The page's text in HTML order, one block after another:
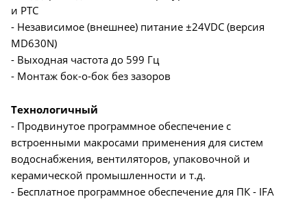
и PTC
- Независимое (внешнее) питание ±24VDC (версия
MD630N)
- Выходная частота до 599 Гц
- Монтаж бок-о-бок без зазоров
Технологичный
- Продвинутое программное обеспечение с
встроенными макросами применения для систем
водоснабжения, вентиляторов, упаковочной и
керамической промышленности и т.д.
- Бесплатное программное обеспечение для ПК - IFA